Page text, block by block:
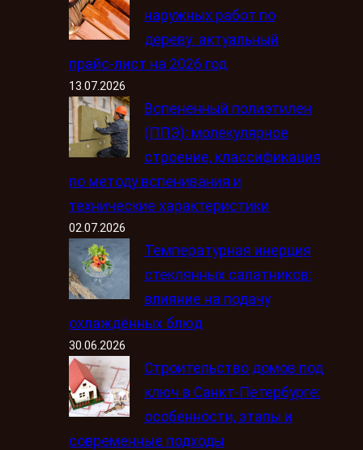
наружных работ по
дереву: актуальный
прайс-лист на 2026 год
13.07.2026
Вспененный полиэтилен
(ППЭ): молекулярное
строение, классификация
по методу вспенивания и
технические характеристики
02.07.2026
Температурная инерция
стеклянных салатников:
влияние на подачу
охлаждённых блюд
30.06.2026
Строительство домов под
ключ в Санкт-Петербурге:
особенности, этапы и
современные подходы